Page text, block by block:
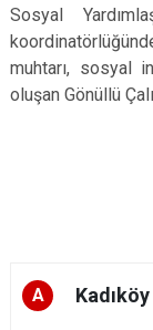
Sosyal
muhtarı, sosyal
oluşan Gönüllü
A